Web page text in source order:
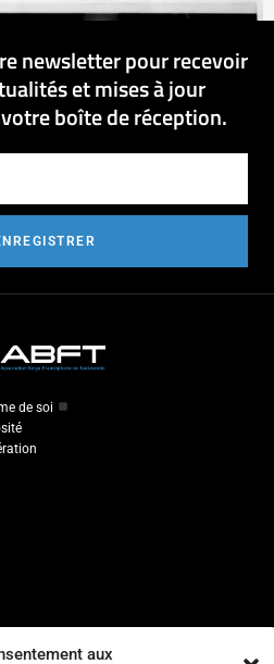
aux
newsletter pour recevoir
et mises à jour
boîte de réception.
de soi